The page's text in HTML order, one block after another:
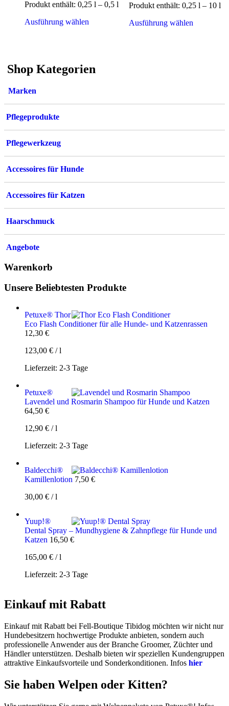
Produkt enthält: 0,25 l – 0,5 l
Ausführung wählen
auf.
auf
gewählt
Produkt enthält: 0,25 l – 10 l
Ausführung wählenDieses
auf
gewählt
Shop Kategorien
Marken
Pflegeprodukte
Pflegewerkzeug
Accessoires für Hunde
Accessoires für Katzen
Haarschmuck
Angebote
Warenkorb
Unsere Beliebtesten Produkte
Petuxe® Thor
Eco Flash Conditioner für alle Hunde- und Katzenrassen
12,30 €
123,00 € /l
Lieferzeit: 2-3 Tage
Petuxe®
Lavendel und Rosmarin Shampoo für Hunde und Katzen
64,50 €
12,90 € /l
Lieferzeit: 2-3 Tage
Baldecchi®
Kamillenlotion 7,50 €
30,00 € /l
Yuup!®
Dental Spray – Mundhygiene & Zahnpflege für Hunde und
Katzen 16,50 €
165,00 € /l
Lieferzeit: 2-3 Tage
Einkauf mit Rabatt
Einkauf mit Rabatt bei Fell-Boutique Tibidog möchten wir nicht nur
Hundebesitzern hochwertige Produkte anbieten, sondern auch
professionelle Anwender aus der Branche Groomer, Züchter und
Händler unterstützen. Deshalb bieten wir speziellen Kundengruppen
attraktive Einkaufsvorteile und Sonderkonditionen. Infos hier
Sie haben Welpen oder Kitten?